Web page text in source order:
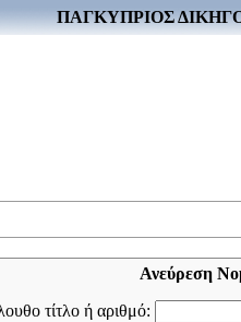
ΠΑΓΚΥΠΡΙΟΣ
Ανεύρεση
τίτλο ή αριθμό: